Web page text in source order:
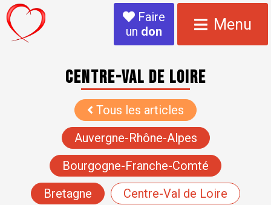
Faire
un don Menu
Centre-Val de Loire
Tous les articles
Auvergne-Rhône-Alpes
Bourgogne-Franche-Comté
Bretagne
Centre-Val de Loire